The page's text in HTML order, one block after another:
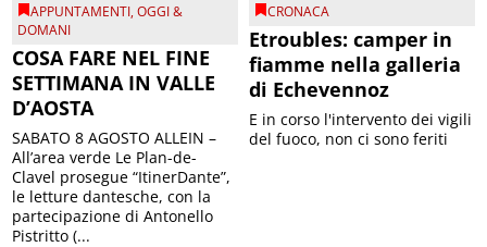
APPUNTAMENTI,OGGI &
DOMANI
COSA FARE NEL FINE
SETTIMANA IN VALLE
D’AOSTA
SABATO 8 AGOSTO ALLEIN –
All’area verde Le Plan-de-
Clavel prosegue “ItinerDante”,
le letture dantesche, con la
partecipazione di Antonello
Pistritto (...
CRONACA
Etroubles: camper in
fiamme nella galleria
di Echevennoz
E in corso l'intervento dei vigili
del fuoco, non ci sono feriti